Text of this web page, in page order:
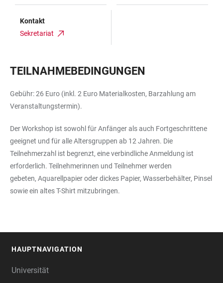
Kontakt
Sekretariat
TEILNAHMEBEDINGUNGEN
Gebühr: 26 Euro (inkl. 2 Euro Materialkosten, Barzahlung am
Veranstaltungstermin).
Der Workshop ist sowohl für Anfänger als auch Fortgeschrittene
geeignet und für alle Altersgruppen ab 12 Jahren. Die
Teilnehmerzahl ist begrenzt, eine verbindliche Anmeldung ist
erforderlich. Teilnehmerinnen und Teilnehmer werden
gebeten, Aquarellpapier oder dickes Papier, Wasserbehälter, Pinsel
sowie ein altes T-Shirt mitzubringen.
HAUPTNAVIGATION
Universität